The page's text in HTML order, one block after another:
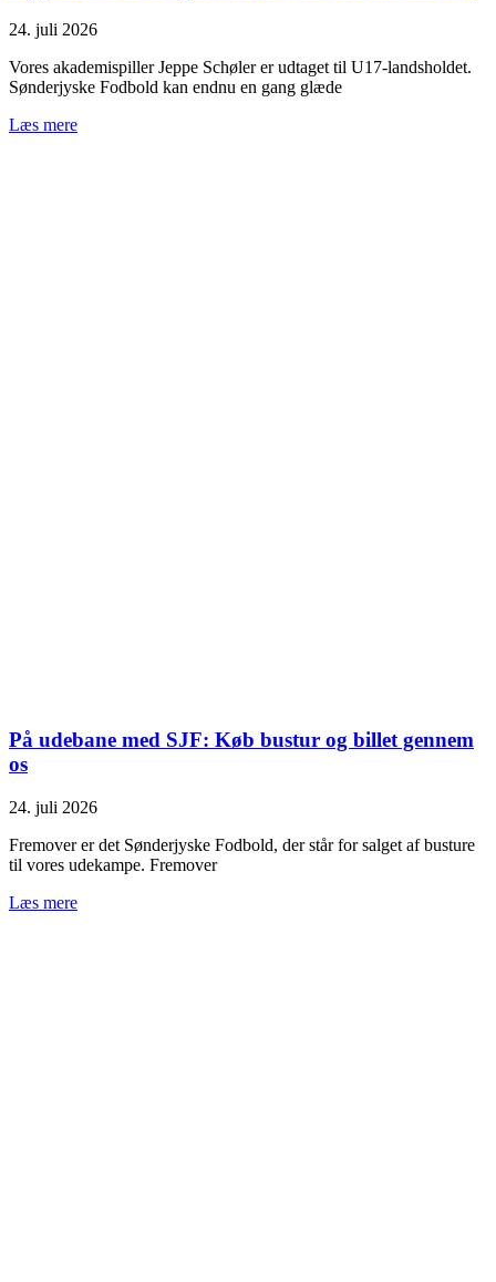
24. juli 2026
Vores akademispiller Jeppe Schøler er udtaget til U17-landsholdet.
Sønderjyske Fodbold kan endnu en gang glæde
Læs mere
På udebane med SJF: Køb bustur og billet gennem
os
24. juli 2026
Fremover er det Sønderjyske Fodbold, der står for salget af busture
til vores udekampe. Fremover
Læs mere